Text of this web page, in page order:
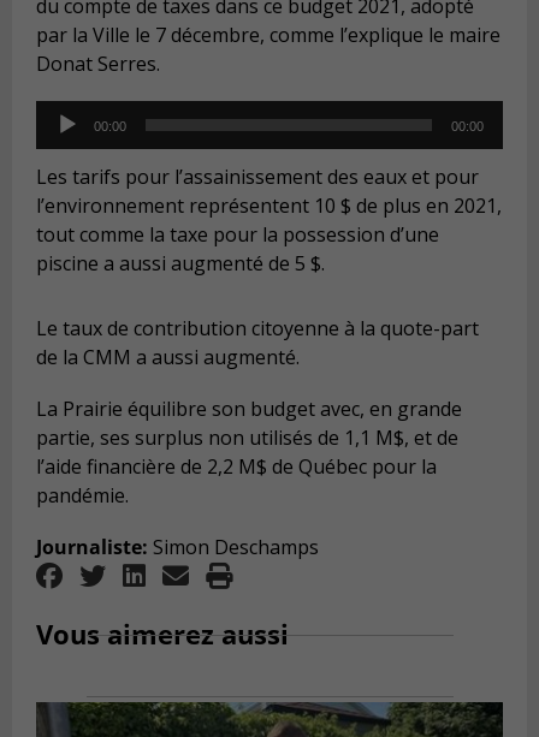
du compte de taxes dans ce budget 2021, adopté
par la Ville le 7 décembre, comme l’explique le maire
Donat Serres.
Audio
Player
00:00 00:00
Les tarifs pour l’assainissement des eaux et pour
l’environnement représentent 10 $ de plus en 2021,
tout comme la taxe pour la possession d’une
piscine a aussi augmenté de 5 $.
Le taux de contribution citoyenne à la quote-part
de la CMM a aussi augmenté.
La Prairie équilibre son budget avec, en grande
partie, ses surplus non utilisés de 1,1 M$, et de
l’aide financière de 2,2 M$ de Québec pour la
pandémie.
Journaliste: Simon Deschamps
Vous aimerez aussi